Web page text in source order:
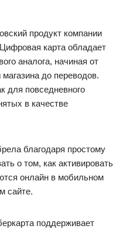
продукт компании
карта обладает
аналога, начиная от
до переводов.
для повседневного
в качестве
благодаря простому
о том, как активировать
онлайн в мобильном
сайте.
поддерживает